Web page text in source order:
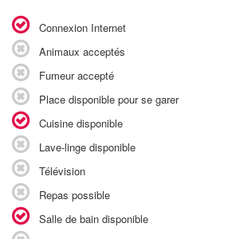
Connexion Internet
Animaux acceptés
Fumeur accepté
Place disponible pour se garer
Cuisine disponible
Lave-linge disponible
Télévision
Repas possible
Salle de bain disponible